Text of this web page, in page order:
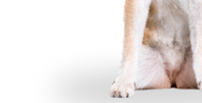
Акита-ину обычно не проявляет
агрессии по отношению к людям,
но может быть настороженной или
даже агрессивной к другим
животным, особенно если
не социализирована должным
образом. Поэтому важно с раннего
возраста проводить социализацию
собаки и учить её правильному